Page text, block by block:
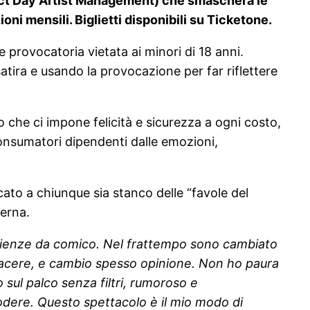
mensili. Biglietti disponibili su Ticketone.
provocatoria vietata ai minori di 18 anni.
e usando la provocazione per far riflettere
ci impone felicità e sicurezza a ogni costo,
dipendenti dalle emozioni,
a chiunque sia stanco delle “favole del
da comico. Nel frattempo sono cambiato
e cambio spesso opinione. Non ho paura
palco senza filtri, rumoroso e
Questo spettacolo è il mio modo di